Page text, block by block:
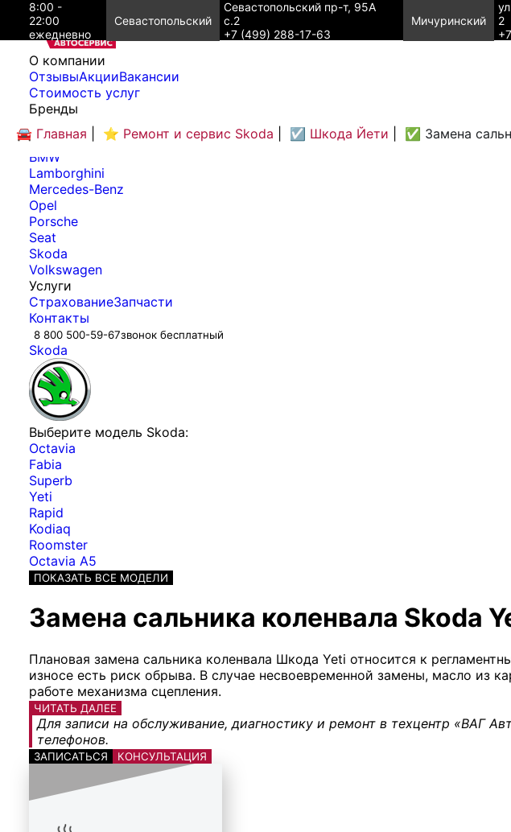
8:00 -
22:00
ежедневно
Севастопольский
Севастопольский пр-т, 95А
с.2
+7 (499) 288-17-63
Мичуринский
2
O компании
ОтзывыАкцииВакансии
Cтоимость услуг
Бренды
Audi
Bentley
BMW
Lamborghini
Mercedes-Benz
Opel
Porsche
Seat
Skoda
Volkswagen
Услуги
СтрахованиеЗапчасти
Контакты
8 800 500-59-67звонок бесплатный
🚘 Главная ⭐ Ремонт и сервис Skoda ☑️ Шкода Йети ✅ Замена
Skoda
Выберите модель Skoda:
Octavia
Fabia
Superb
Yeti
Rapid
Kodiaq
Roomster
Octavia A5
ПОКАЗАТЬ ВСЕ МОДЕЛИ
Замена сальника коленвала Skoda
Плановая замена сальника коленвала Шкода Yeti относится к
износе есть риск обрыва. В случае несвоевременной замены, масло из
работе механизма сцепления.
ЧИТАТЬ ДАЛЕЕ
Для записи на обслуживание, диагностику и ремонт в техцентр «ВАГ
телефонов.
ЗАПИСАТЬСЯ КОНСУЛЬТАЦИЯ